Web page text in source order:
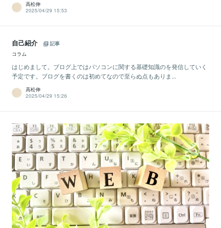
高松伸
2025/04/29 15:53
自己紹介
記事
コラム
はじめまして。ブログ上ではパソコンに関する基礎知識のを発信していく
予定です。ブログを書くのは初めてなので至らぬ点もありま...
高松伸
2025/04/29 15:26